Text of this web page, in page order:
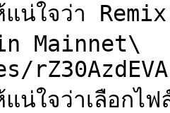
แน่ใจว่า
Mainnet\
แน่ใจว่าเลือ